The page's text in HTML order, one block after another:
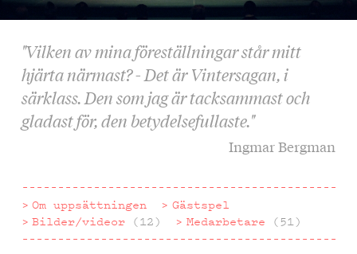
"Vilken av mina föreställningar står mitt
hjärta närmast? - Det är Vintersagan, i
särklass. Den som jag är tacksammast och
gladast för, den betydelsefullaste."
Ingmar Bergman
Om uppsättningen
Gästspel
Bilder/videor (12) Medarbetare (51)